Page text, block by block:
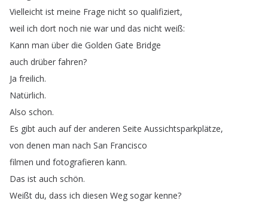
Vielleicht ist meine Frage nicht so qualifiziert,
weil ich dort noch nie war und das nicht weiß:
Kann man über die Golden Gate Bridge
auch drüber fahren?
Ja freilich.
Natürlich.
Also schon.
Es gibt auch auf der anderen Seite Aussichtsparkplätze,
von denen man nach San Francisco
filmen und fotografieren kann.
Das ist auch schön.
Weißt du, dass ich diesen Weg sogar kenne?